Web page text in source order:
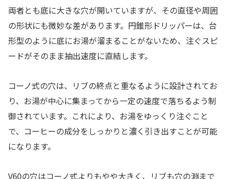
両者とも底に大きな穴が開いていますが、その直径や周囲
の形状にも微妙な差があります。円錐形ドリッパーは、台
形型のように底にお湯が溜まることがないため、注ぐスピ
ードがそのまま抽出速度に直結します。
コーノ式の穴は、リブの終点と重なるように設計されてお
り、お湯が中心に集まってから一定の速度で落ちるよう制
御されています。これにより、お湯をゆっくり注ぐこと
で、コーヒーの成分をしっかりと濃く引き出すことが可能
になります。
V60の穴はコーノ式よりもやや大きく、リブも穴の淵まで